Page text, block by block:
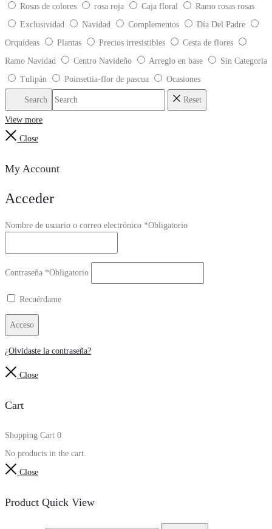
Rosas de colores rosa roja Caja floral
Ramo rosas rosas
Exclusividad
Navidad Complementos
Día Del Padre
Orquídeas
Plantas Precios irresistibles
Cesta de flores
Ramo Navidad
Centro Navideño Arreglo en base
Sin Categoria
Tulipán
Poinsettia-flor de pascua Ocasiones
Search Reset
View more
Close
My Account
Acceder
Nombre de usuario o correo electrónico *Obligatorio
Contraseña *Obligatorio
Recuérdame
Acceso
¿Olvidaste la contraseña?
Close
Cart
Shopping Cart 0
No products in the cart.
Close
Product Quick View